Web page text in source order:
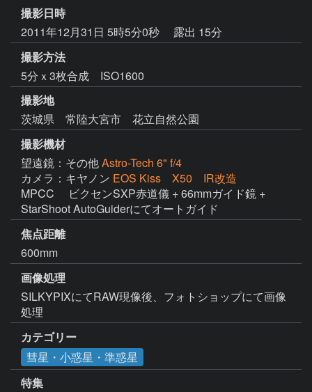
撮影日時
2011年12月31日 5時5分0秒
露出 15分
撮影方法
5分ｘ3枚合成 ISO1600
撮影地
茨城県 常陸大宮市 花立自然公園
撮影機材
望遠鏡：その他Astro-Tech 6" f/4
カメラ：キヤノン EOS Kiss X50 IR改造
MPCC　 ビクセンSXP赤道儀 + 66mmガイド鏡 +
StarShoot AutoGuiderにてオートガイド
焦点距離
600mm
画像処理
SILKYPIXにてRAW現像後、フォトショップにて画像
処理
カテゴリー
彗星・小惑星・準惑星
特集